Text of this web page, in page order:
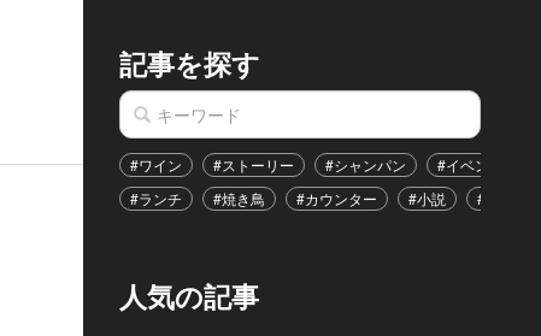
記事を探す
#ワイン #ストーリー #シャンパン #イベント
#ランチ
#焼き鳥 #カウンター #小説 #恋愛
人気の記事